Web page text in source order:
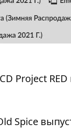
CD Project
Spice